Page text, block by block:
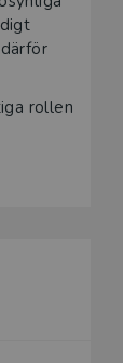
rollen